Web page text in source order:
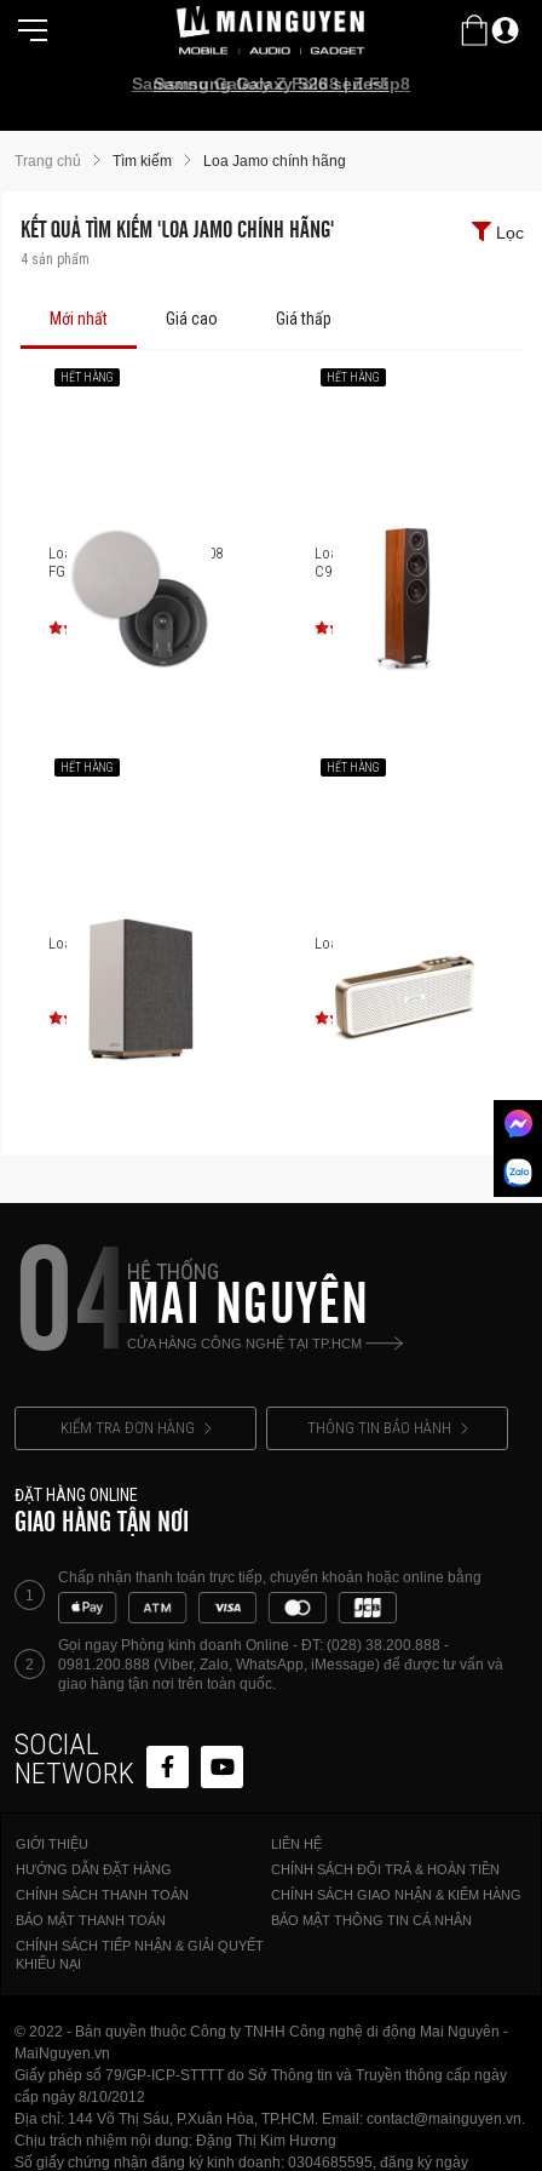
Samsung Galaxy S26 series!
Samsung Galaxy Z Fold8 | Z Flip8
Trang chủ Tìm kiếm Loa Jamo chính hãng
KẾT QUẢ TÌM KIẾM 'LOA JAMO CHÍNH HÃNG'
4 sản phẩm
Lọc
Mới nhất Giá cao Giá thấp
HẾT HÀNG
Loa âm tường Jamo IC 608
FG II
HẾT HÀNG
Loa thùng Jamo Concert
C95
HẾT HÀNG
Loa SUB Jamo S 808
HẾT HÀNG
Loa di động Jamo DS3
04HỆ THỐNG
MAI NGUYÊN
CỬA HÀNG CÔNG NGHỆ TẠI TP.HCM
KIỂM TRA ĐƠN HÀNG THÔNG TIN BẢO HÀNH
ĐẶT HÀNG ONLINE
GIAO HÀNG TẬN NƠI
1
Chấp nhận thanh toán trực tiếp, chuyển khoản hoặc online bằng
2
Gọi ngay Phòng kinh doanh Online - ĐT: (028) 38.200.888 -
0981.200.888 (Viber, Zalo, WhatsApp, iMessage) để được tư vấn và
giao hàng tận nơi trên toàn quốc.
SOCIAL
NETWORK
GIỚI THIỆU
LIÊN HỆ
HƯỚNG DẪN ĐẶT HÀNG
CHÍNH SÁCH ĐỔI TRẢ & HOÀN TIỀN
CHÍNH SÁCH THANH TOÁN
CHÍNH SÁCH GIAO NHẬN & KIỂM HÀNG
BẢO MẬT THANH TOÁN
BẢO MẬT THÔNG TIN CÁ NHÂN
CHÍNH SÁCH TIẾP NHẬN & GIẢI QUYẾT
KHIẾU NẠI
© 2022 - Bản quyền thuộc Công ty TNHH Công nghệ di động Mai Nguyên -
MaiNguyen.vn
Giấy phép số 79/GP-ICP-STTTT do Sở Thông tin và Truyền thông cấp ngày
cấp ngày 8/10/2012
Địa chỉ: 144 Võ Thị Sáu, P.Xuân Hòa, TP.HCM. Email: contact@mainguyen.vn.
Chịu trách nhiệm nội dung: Đặng Thị Kim Hương
Số giấy chứng nhận đăng ký kinh doanh: 0304685595, đăng ký ngày